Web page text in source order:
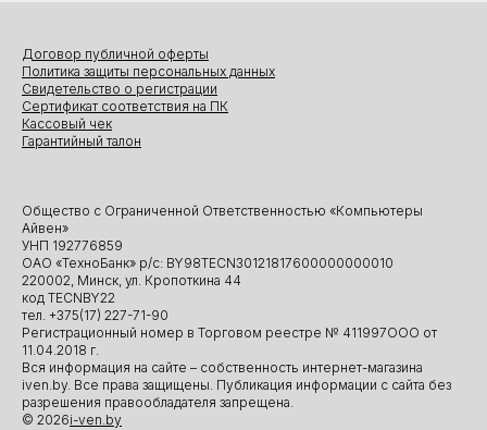
Общество с Ограниченной Ответственностью «Компьютеры
Айвен»
УНП 192776859
ОАО «ТехноБанк» р/с: BY98TECN30121817600000000010
220002, Минск, ул. Кропоткина 44
код TECNBY22
тел. +375(17) 227-71-90
Регистрационный номер в Торговом реестре № 411997ООО от
11.04.2018 г.
Вся информация на сайте – собственность интернет-магазина
iven.by. Все права защищены. Публикация информации с сайта без
разрешения правообладателя запрещена.
© 2026i-ven.by
Договор публичной оферты
Политика защиты персональных данных
Свидетельство о регистрации
Сертификат соответствия на ПК
Кассовый чек
Гарантийный талон